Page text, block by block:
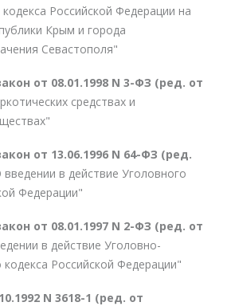
Российской Федерации на
Крым и города
Севастополя"
от 08.01.1998 N 3-ФЗ (ред. от
средствах и
от 13.06.1996 N 64-ФЗ (ред.
введении в действие Уголовного
Федерации"
от 08.01.1997 N 2-ФЗ (ред. от
в действие Уголовно-
кодекса Российской Федерации"
N 3618-1 (ред. от